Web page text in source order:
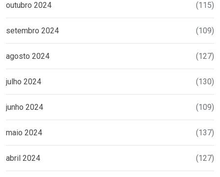
outubro 2024 (115)
setembro 2024 (109)
agosto 2024 (127)
julho 2024 (130)
junho 2024 (109)
maio 2024 (137)
abril 2024 (127)